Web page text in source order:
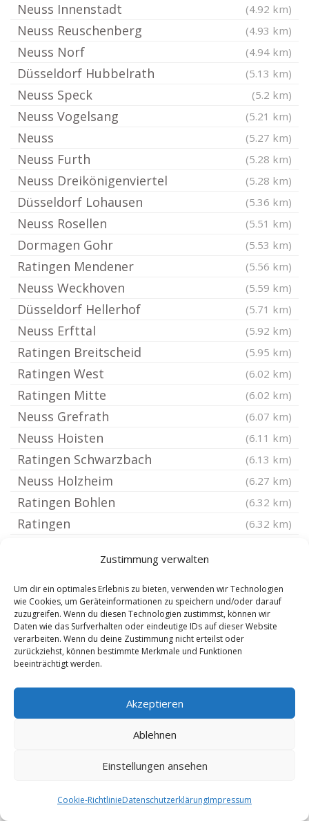
Zustimmung verwalten
Um dir ein optimales Erlebnis zu bieten, verwenden wir Technologien
wie Cookies, um Geräteinformationen zu speichern und/oder darauf
zuzugreifen. Wenn du diesen Technologien zustimmst, können wir
Daten wie das Surfverhalten oder eindeutige IDs auf dieser Website
verarbeiten. Wenn du deine Zustimmung nicht erteilst oder
zurückziehst, können bestimmte Merkmale und Funktionen
beeinträchtigt werden.
Akzeptieren
Ablehnen
Einstellungen ansehen
Cookie-RichtlinieDatenschutzerklärungImpressum
Neuss Innenstadt (4.92 km)
Neuss Reuschenberg (4.93 km)
Neuss Norf (4.94 km)
Düsseldorf Hubbelrath (5.13 km)
Neuss Speck (5.2 km)
Neuss Vogelsang (5.21 km)
Neuss (5.27 km)
Neuss Furth (5.28 km)
Neuss Dreikönigenviertel (5.28 km)
Düsseldorf Lohausen (5.36 km)
Neuss Rosellen (5.51 km)
Dormagen Gohr (5.53 km)
Ratingen Mendener (5.56 km)
Neuss Weckhoven (5.59 km)
Düsseldorf Hellerhof (5.71 km)
Neuss Erfttal (5.92 km)
Ratingen Breitscheid (5.95 km)
Ratingen West (6.02 km)
Ratingen Mitte (6.02 km)
Neuss Grefrath (6.07 km)
Neuss Hoisten (6.11 km)
Ratingen Schwarzbach (6.13 km)
Neuss Holzheim (6.27 km)
Ratingen Bohlen (6.32 km)
Ratingen (6.32 km)
Düsseldorf Kaiserswerth
Ratingen Lintorf (6.59 km)
Hilden Nord (6.67 km)
Düsseldorf Kalkum (6.68 km)
Dormagen Delhoven
Hilden West
Hilden Mitte (6.89 km)
Dormagen Nievenheim
Hilden Süd (7.11 km)